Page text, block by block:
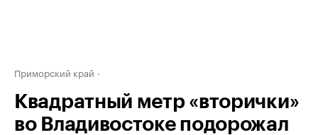
Приморский край
Квадратный метр «вторички»
во Владивостоке подорожал